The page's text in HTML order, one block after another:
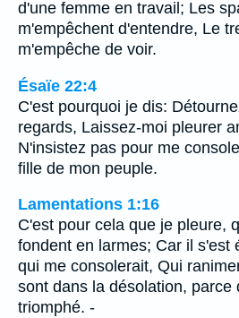
d'une femme en travail; Les
m'empêchent d'entendre, Le
m'empêche de voir.
Ésaïe 22:4
C'est pourquoi je dis:
regards, Laissez-moi pleurer
N'insistez pas pour me
fille de mon peuple.
Lamentations 1:16
C'est pour cela que je pleure,
fondent en larmes; Car il s'est
qui me consolerait, Qui
sont dans la désolation, parce
triomphé. -